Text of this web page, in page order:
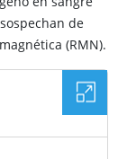
de
(RMN).